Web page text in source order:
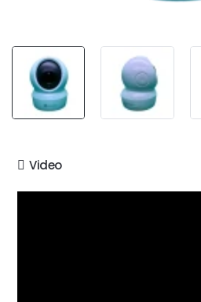
Video